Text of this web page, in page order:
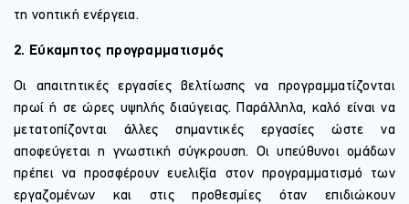
τη νοητική ενέργεια.
2. Εύκαμπτος προγραμματισμός
Οι απαιτητικές εργασίες βελτίωσης να προγραμματίζονται
πρωί ή σε ώρες υψηλής διαύγειας. Παράλληλα, καλό είναι να
μετατοπίζονται άλλες σημαντικές εργασίες ώστε να
αποφεύγεται η γνωστική σύγκρουση. Οι υπεύθυνοι ομάδων
πρέπει να προσφέρουν ευελιξία στον προγραμματισμό των
εργαζομένων και στις προθεσμίες όταν επιδιώκουν